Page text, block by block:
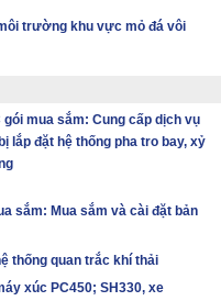
trường khu vực mỏ đá vôi
gói mua sắm: Cung cấp dịch vụ
lắp đặt hệ thống pha tro bay, xỷ
sắm: Mua sắm và cài đặt bản
thống quan trắc khí thải
xúc PC450; SH330, xe